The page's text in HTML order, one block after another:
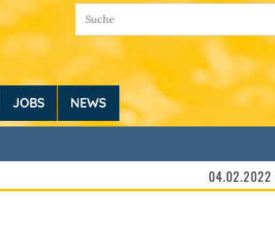
JOBS NEWS
04.02.2022